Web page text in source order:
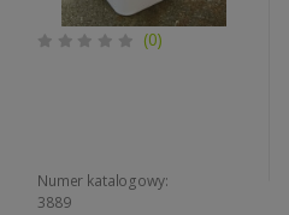
(0)
Numer katalogowy:
3889